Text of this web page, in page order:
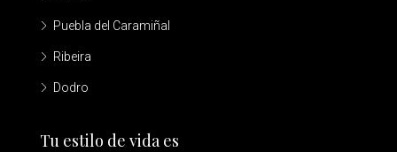
Puebla del Caramiñal
Ribeira
Dodro
Tu estilo de vida es